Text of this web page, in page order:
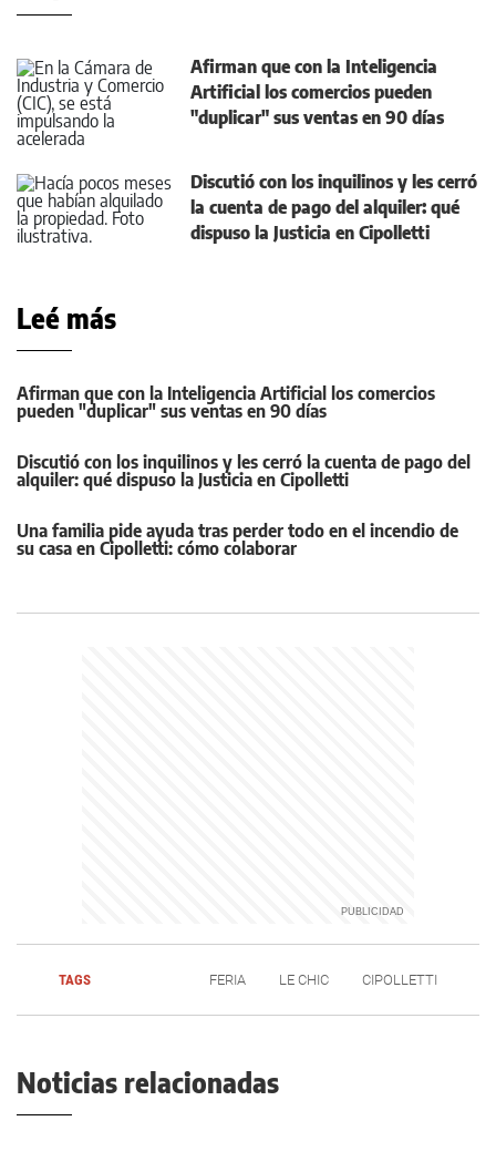
Afirman que con la Inteligencia
Artificial los comercios pueden
"duplicar" sus ventas en 90 días
Discutió con los inquilinos y les cerró
la cuenta de pago del alquiler: qué
dispuso la Justicia en Cipolletti
Leé más
Afirman que con la Inteligencia Artificial los comercios
pueden "duplicar" sus ventas en 90 días
Discutió con los inquilinos y les cerró la cuenta de pago del
alquiler: qué dispuso la Justicia en Cipolletti
Una familia pide ayuda tras perder todo en el incendio de
su casa en Cipolletti: cómo colaborar
TAGS FERIA LE CHIC CIPOLLETTI
Noticias relacionadas